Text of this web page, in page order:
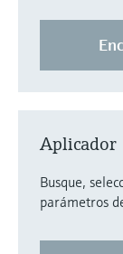
Aplicador
Busque,
parámetros